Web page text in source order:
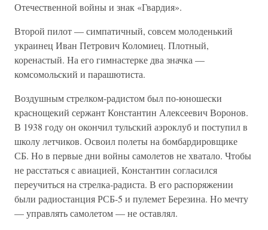
Отечественной войны и знак «Гвардия».
Второй пилот — симпатичный, совсем молоденький
украинец Иван Петрович Коломиец. Плотный,
коренастый. На его гимнастерке два значка —
комсомольский и парашютиста.
Воздушным стрелком-радистом был по-юношески
краснощекий сержант Константин Алексеевич Воронов.
В 1938 году он окончил тульский аэроклуб и поступил в
школу летчиков. Освоил полеты на бомбардировщике
СБ. Но в первые дни войны самолетов не хватало. Чтобы
не расстаться с авиацией, Константин согласился
переучиться на стрелка-радиста. В его распоряжении
были радиостанция РСБ-5 и пулемет Березина. Но мечту
— управлять самолетом — не оставлял.